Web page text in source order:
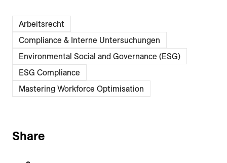
Arbeitsrecht
Compliance & Interne Untersuchungen
Environmental Social and Governance (ESG)
ESG Compliance
Mastering Workforce Optimisation
Share